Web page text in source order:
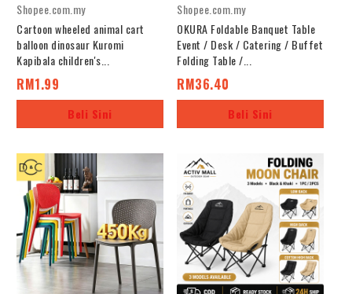
n
g
t
w
o
t
s
c
g
e
Shopee.com.my
Cartoon wheeled animal cart
balloon dinosaur Kuromi
Kapibala children's...
RM1.99
Beli Sini
Shopee.com.my
OKURA Foldable Banquet Table
Event / Desk / Catering / Buffet
Folding Table /...
RM36.40
Beli Sini